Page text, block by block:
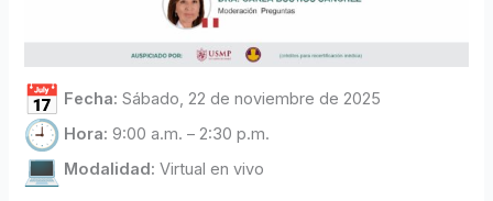
Fecha: Sábado, 22 de noviembre de 2025
Hora: 9:00 a.m. – 2:30 p.m.
Modalidad: Virtual en vivo